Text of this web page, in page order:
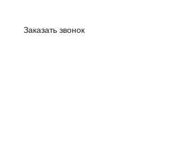
Заказать звонок